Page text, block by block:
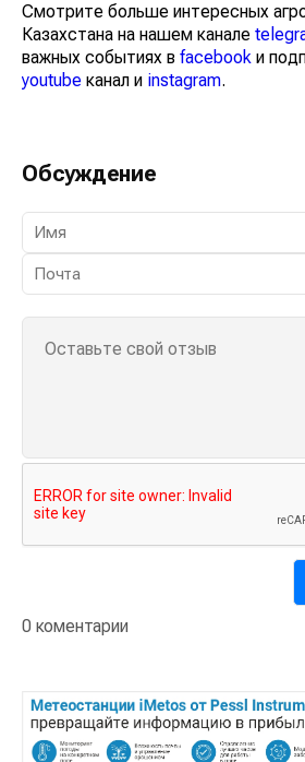
Смотрите больше интересных
Казахстана на нашем канале
важных событиях в facebook и
youtube канал и instagram.
Обсуждение
0 коментарии